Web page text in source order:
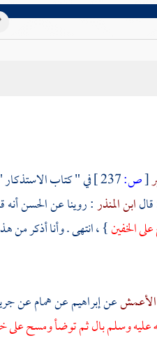
[ص:
في " كتاب
ابن المنذر: روينا عنالحسن
الخفين} ، انتهى . وأنا أذكر من
الأعمشعنإبراهيمعنهمامعن
عليه وسلم بال ثم توضأ ومسح على